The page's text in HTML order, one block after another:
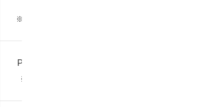
※端末の一括払いのみ
PayPay残高支払い
※申込時は選択不可